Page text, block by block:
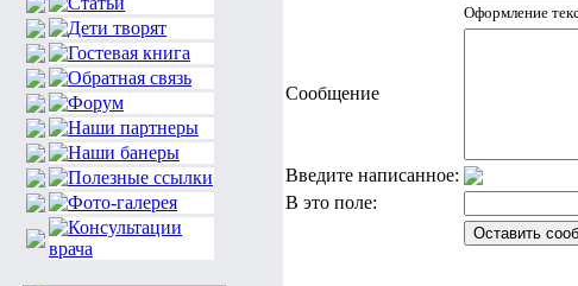
Оформление
Сообщение
Введите написанное:
В это поле: